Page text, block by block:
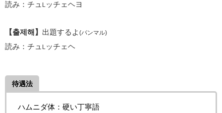
読み：チュ ッチェヘヨ
【출제해】 出題するよ (パンマル)
読み：チュ ッチェヘ
待遇法
ハムニダ体：硬い丁寧語